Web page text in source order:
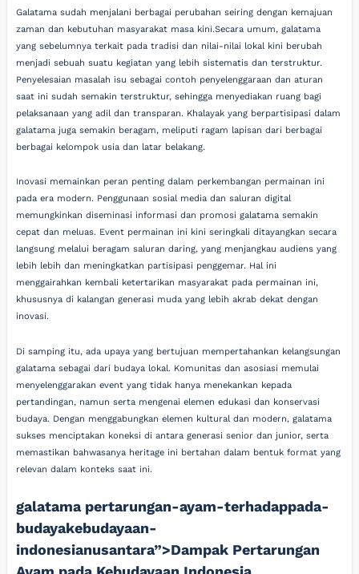
Galatama sudah menjalani berbagai perubahan seiring dengan kemajuan
zaman dan kebutuhan masyarakat masa kini.Secara umum, galatama
yang sebelumnya terkait pada tradisi dan nilai-nilai lokal kini berubah
menjadi sebuah suatu kegiatan yang lebih sistematis dan terstruktur.
Penyelesaian masalah isu sebagai contoh penyelenggaraan dan aturan
saat ini sudah semakin terstruktur, sehingga menyediakan ruang bagi
pelaksanaan yang adil dan transparan. Khalayak yang berpartisipasi dalam
galatama juga semakin beragam, meliputi ragam lapisan dari berbagai
berbagai kelompok usia dan latar belakang.
Inovasi memainkan peran penting dalam perkembangan permainan ini
pada era modern. Penggunaan sosial media dan saluran digital
memungkinkan diseminasi informasi dan promosi galatama semakin
cepat dan meluas. Event permainan ini kini seringkali ditayangkan secara
langsung melalui beragam saluran daring, yang menjangkau audiens yang
lebih lebih dan meningkatkan partisipasi penggemar. Hal ini
menggairahkan kembali ketertarikan masyarakat pada permainan ini,
khususnya di kalangan generasi muda yang lebih akrab dekat dengan
inovasi.
Di samping itu, ada upaya yang bertujuan mempertahankan kelangsungan
galatama sebagai dari budaya lokal. Komunitas dan asosiasi memulai
menyelenggarakan event yang tidak hanya menekankan kepada
pertandingan, namun serta mengenai elemen edukasi dan konservasi
budaya. Dengan menggabungkan elemen kultural dan modern, galatama
sukses menciptakan koneksi di antara generasi senior dan junior, serta
memastikan bahwasanya heritage ini bertahan dalam bentuk format yang
relevan dalam konteks saat ini.
galatama pertarungan-ayam-terhadappada-
budayakebudayaan-
indonesianusantara”>Dampak Pertarungan